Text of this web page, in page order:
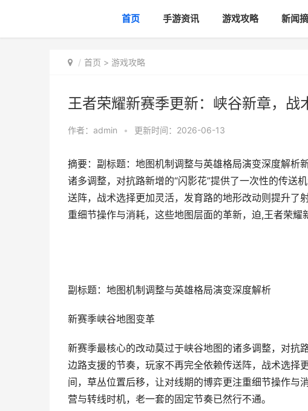
首页 手游资讯 游戏攻略 新闻
首页 > 游戏攻略
王者荣耀新赛季更新：峡谷新章，战
作者： admin • 更新时间：2026-06-13
摘要：副标题：地图机制调整与英雄格局演变深度解析
诸多调整，对抗路新增的“闪影花”提供了一次性的传送
送阵，战术选择更加灵活，发育路的地形改动则提升了
重细节操作与消耗，这些地图层面的革新，迫,王者荣
副标题：地图机制调整与英雄格局演变深度解析
新赛季峡谷地图变革
新赛季最核心的改动莫过于峡谷地图的诸多调整，对抗
边路支援的节奏，玩家不再完全依赖传送阵，战术选择
间，草丛位置后移，让对线期的博弈更注重细节操作与
营与转线时机，老一套的固定节奏已然行不通。